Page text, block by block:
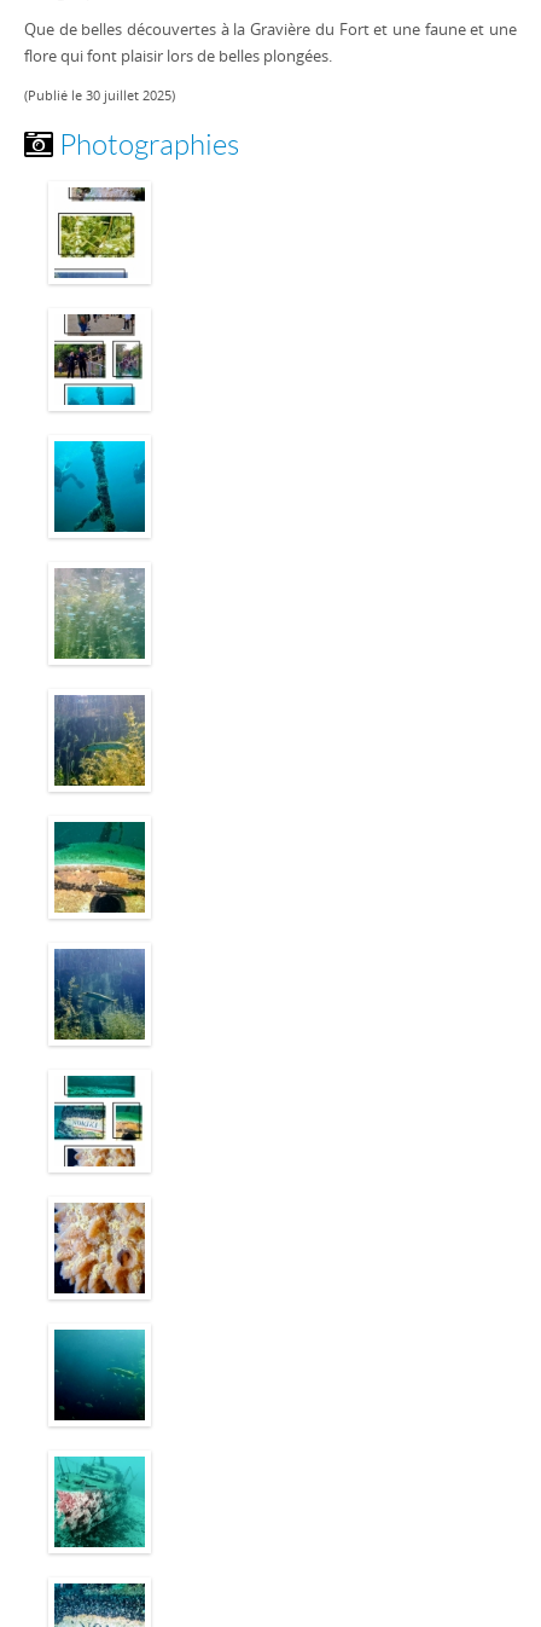
Que de belles découvertes à la Gravière du Fort et une faune et une
flore qui font plaisir lors de belles plongées.
(Publié le 30 juillet 2025)
Photographies